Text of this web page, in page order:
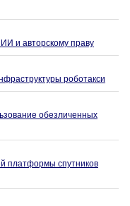
и авторскому праву
роботакси
обезличенных
платформы спутников